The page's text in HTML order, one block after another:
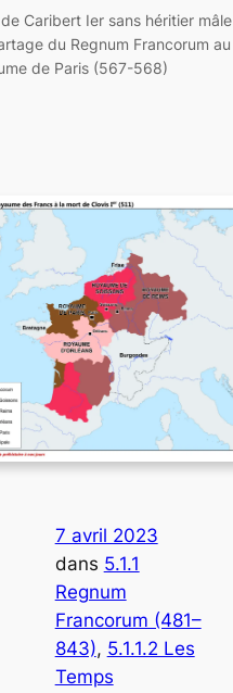
Caribert Ier sans héritier
du Regnum Francorum
de Paris (567-568)
7 avril 2023
dans 5.1.1
Regnum
Francorum (481–
843), 5.1.1.2 Les
Temps